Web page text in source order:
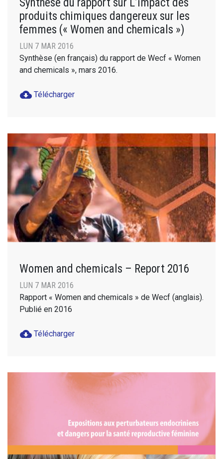
produits chimiques dangereux sur les
femmes (« Women and chemicals »)
LUN 7 MAR 2016
Synthèse (en français) du rapport de Wecf « Women
and chemicals », mars 2016.
cloud_download Télécharger
Women and chemicals – Report 2016
LUN 7 MAR 2016
Rapport « Women and chemicals » de Wecf (anglais).
Publié en 2016
cloud_download Télécharger